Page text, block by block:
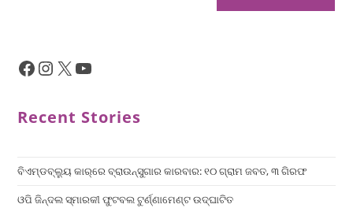
Recent Stories
ବିଏମ୍‌ଡବ୍ଲ୍ୟୁ କାର୍‌ରେ ବ୍ରାଉନ୍‌ସୁଗାର କାରବାର: ୧୦ ଗ୍ରାମ ଜବତ, ୩ ଗିରଫ
ଓପି ଜିନ୍ଦଲ ସ୍ମାରକୀ ଫୁଟବଲ ଟୁର୍ଣ୍ଣାମେଣ୍ଟ ଉଦ୍ଘାଟିତ